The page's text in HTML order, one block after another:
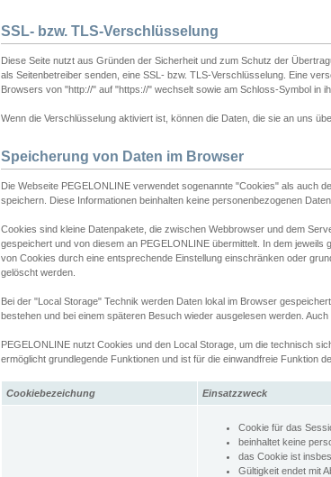
SSL- bzw. TLS-Verschlüsselung
Diese Seite nutzt aus Gründen der Sicherheit und zum Schutz der
als Seitenbetreiber senden, eine SSL- bzw. TLS-Verschlüsselung. Eine
Browsers von "http://" auf "https://" wechselt sowie am Schloss-Symbol in
Wenn die Verschlüsselung aktiviert ist, können die Daten, die sie an uns
Speicherung von Daten im Browser
Die Webseite PEGELONLINE verwendet sogenannte "Cookies" als auch
speichern. Diese Informationen beinhalten keine personenbezogenen Daten.
Cookies sind kleine Datenpakete, die zwischen Webbrowser und dem
gespeichert und von diesem an PEGELONLINE übermittelt. In dem
von Cookies durch eine entsprechende Einstellung einschränken oder
gelöscht werden.
Bei der "Local Storage" Technik werden Daten lokal im Browser
bestehen und bei einem späteren Besuch wieder ausgelesen werden.
PEGELONLINE nutzt Cookies und den Local Storage, um die technisch
ermöglicht grundlegende Funktionen und ist für die einwandfreie Funktion
Cookiebezeichung Einsatzzweck
Cookie für das
beinhaltet keine
das Cookie ist
Gültigkeit endet mit